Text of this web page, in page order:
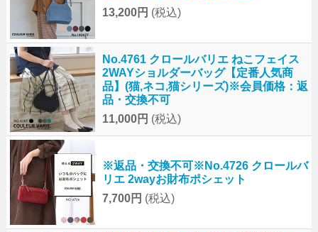
13,200円 (税込)
No.4761 クロールバリエ ねこフェイス
2WAYショルダーバッグ【定番人気商
品】(猫,ネコ,猫シリーズ)※会員価格：返
品・交換不可
11,000円 (税込)
※返品・交換不可※No.4726 クロールバ
リエ 2wayお財布ポシェット
7,700円 (税込)